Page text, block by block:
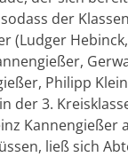
der
(Ludger
Philipp
der 3.
Kannengießer
ließ sich